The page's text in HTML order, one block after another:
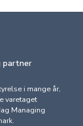
partner
i mange år,
varetaget
Managing